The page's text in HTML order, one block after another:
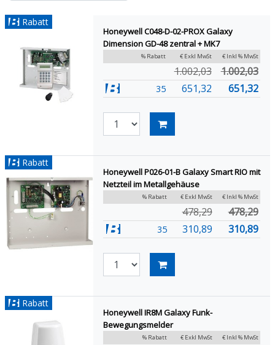
Rabatt
Honeywell C048-D-02-PROX Galaxy
Dimension GD-48 zentral + MK7
% Rabatt € Exkl MwSt € Inkl % MwSt
1.002,03 1.002,03
35 651,32 651,32
Rabatt
Honeywell P026-01-B Galaxy Smart RIO mit
Netzteil im Metallgehäuse
% Rabatt € Exkl MwSt € Inkl % MwSt
478,29 478,29
35 310,89 310,89
Rabatt
Honeywell IR8M Galaxy Funk-
Bewegungsmelder
% Rabatt € Exkl MwSt € Inkl % MwSt